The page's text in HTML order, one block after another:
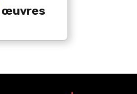
œuvres